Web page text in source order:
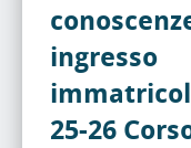
ingresso
25-26